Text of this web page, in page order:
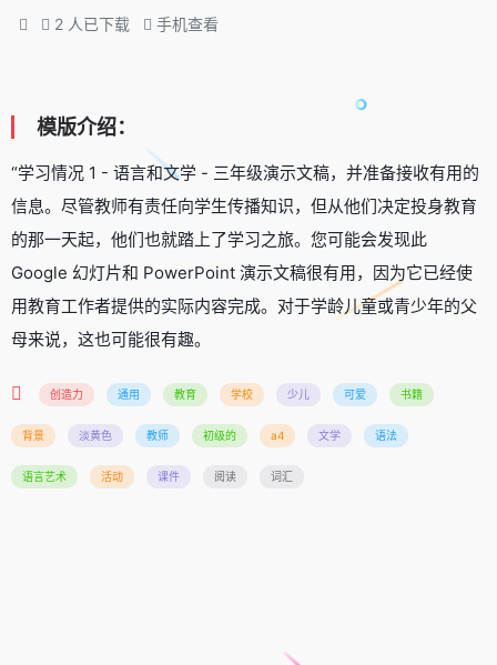
2 人已下载 手机查看
模版介绍：
“学习情况 1 - 语言和文学 - 三年级演示文稿，并准备接收有用的
信息。尽管教师有责任向学生传播知识，但从他们决定投身教育
的那一天起，他们也就踏上了学习之旅。您可能会发现此
Google 幻灯片和 PowerPoint 演示文稿很有用，因为它已经使
用教育工作者提供的实际内容完成。对于学龄儿童或青少年的父
母来说，这也可能很有趣。
创造力 通用 教育 学校 少儿 可爱 书籍
背景 淡黄色 教师 初级的 a4 文学 语法
语言艺术 活动 课件 阅读 词汇